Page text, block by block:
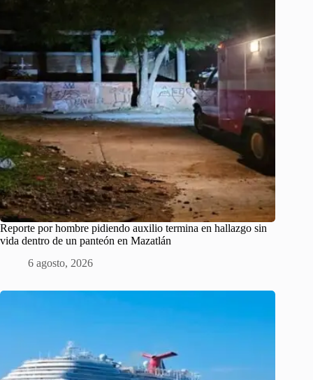
Reporte por hombre pidiendo auxilio termina en hallazgo sin
vida dentro de un panteón en Mazatlán
6 agosto, 2026